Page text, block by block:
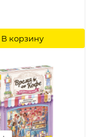
В корзину